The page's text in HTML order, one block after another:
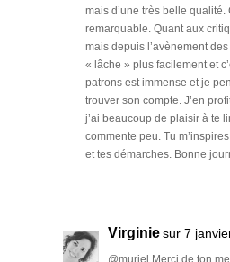
mais d’une très belle qualité.
remarquable. Quant aux
mais depuis l’avènement
« lâche » plus facilement et
patrons est immense et je
trouver son compte. J’en
j’ai beaucoup de plaisir à te
commente peu. Tu
et tes démarches. Bonne
Virginie sur 7
@muriel Merci de ton